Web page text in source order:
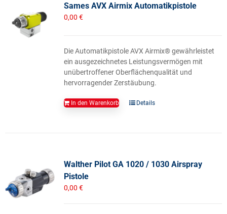
Sames AVX Airmix Automatikpistole
0,00 €
Die Automatikpistole AVX Airmix® gewährleistet
ein ausgezeichnetes Leistungsvermögen mit
unübertroffener Oberflächenqualität und
hervorragender Zerstäubung.
In den Warenkorb Details
Walther Pilot GA 1020 / 1030 Airspray
Pistole
0,00 €